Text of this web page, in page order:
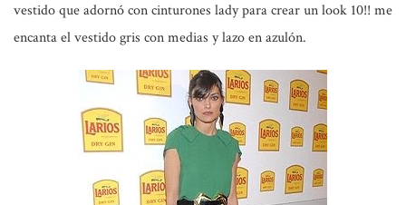
vestido que adornó con cinturones lady para crear un look 10!! me
encanta el vestido gris con medias y lazo en azulón.